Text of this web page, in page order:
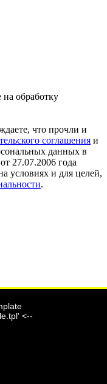
<--
на обработку
что прочли и
соглашения и
данных в
27.07.2006 года
и для целей,
.
сообщение